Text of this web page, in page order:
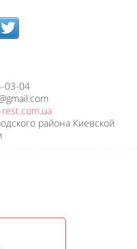
03-04
района Киевской